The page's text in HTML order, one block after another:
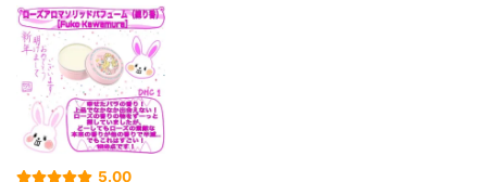
5.00